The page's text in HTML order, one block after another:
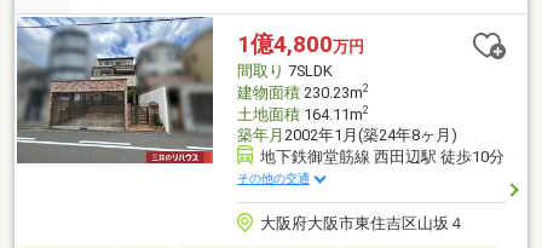
1億4,800万円
間取り 7SLDK
建物面積230.23m2
土地面積164.11m2
築年月 2002年1月(築24年8ヶ月)
地下鉄御堂筋線 西田辺駅 徒歩10分
その他の交通
大阪府大阪市東住吉区山坂４